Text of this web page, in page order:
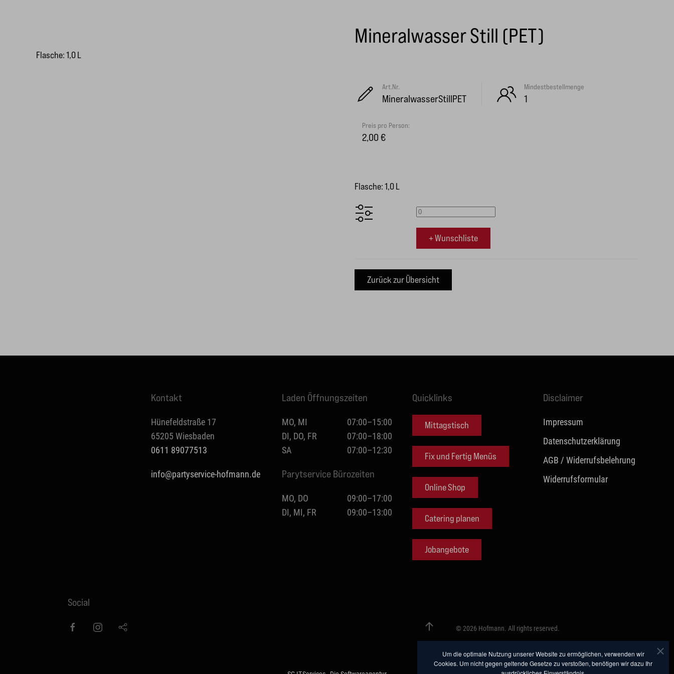
Um die optimale Nutzung unserer Website zu ermöglichen, verwenden wir
Cookies. Um nicht gegen geltende Gesetze zu verstoßen, benötigen wir dazu Ihr
Flasche: 1,0 L
Mineralwasser Still (PET)
Art.Nr.
MineralwasserStillPET
Mindestbestellmenge
1
Preis pro Person:
2,00 €
Flasche: 1,0 L
+ Wunschliste
Kontakt
Hünefeldstraße 17
65205 Wiesbaden
0611 89077513
info@partyservice-hofmann.de
Laden Öffnungszeiten
MO, MI
07:00–15:00
DI, DO, FR
07:00–18:00
SA
07:00–12:30
Parytservice Bürozeiten
MO, DO
09:00–17:00
DI, MI, FR
09:00–13:00
Quicklinks
Mittagstisch
Fix und Fertig Menüs
Online Shop
Catering planen
Jobangebote
Disclaimer
Impressum
Datenschutzerklärung
AGB / Widerrufsbelehrung
Widerrufsformular
©2026 Hofmann. All rights reserved.
Social